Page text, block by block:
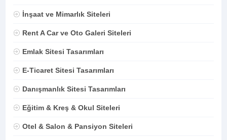
İnşaat ve Mimarlık Siteleri
Rent A Car ve Oto Galeri Siteleri
Emlak Sitesi Tasarımları
E-Ticaret Sitesi Tasarımları
Danışmanlık Sitesi Tasarımları
Eğitim & Kreş & Okul Siteleri
Otel & Salon & Pansiyon Siteleri